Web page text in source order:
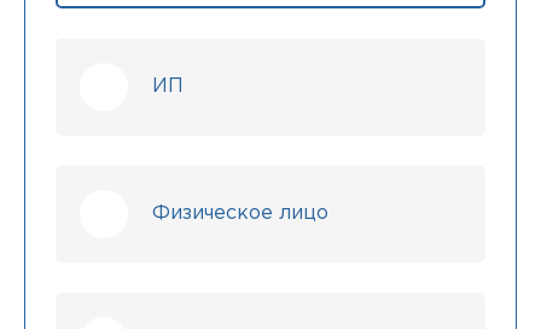
ИП
Физическое лицо